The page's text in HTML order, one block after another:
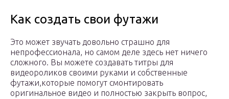
Как создать свои футажи
Это может звучать довольно страшно для
непрофессионала, но самом деле здесь нет ничего
сложного. Вы можете создавать титры для
видеороликов своими руками и собственные
футажи,которые помогут смонтировать
оригинальное видео и полностью закрыть вопрос,